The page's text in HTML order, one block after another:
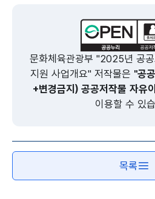
문화체육관광부 "2025년 공
지원 사업개요" 저작물은 "공
+변경금지) 공공저작물 자유
이용할 수 있
목록